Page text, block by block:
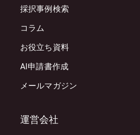
採択事例検索
コラム
お役立ち資料
AI申請書作成
メールマガジン
運営会社